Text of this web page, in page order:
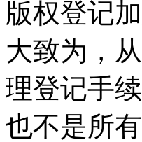
版权登记
大致为，
理登记手
也不是所